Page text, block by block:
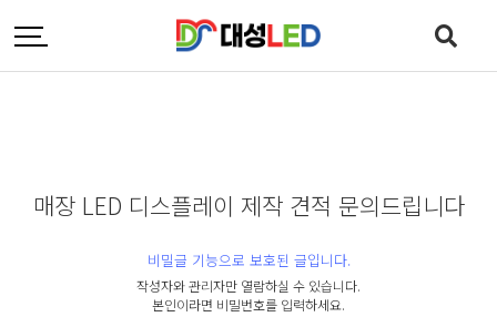
매장 LED 디스플레이 제작 견적 문의드립니다
비밀글 기능으로 보호된 글입니다.
작성자와 관리자만 열람하실 수 있습니다.
본인이라면 비밀번호를 입력하세요.